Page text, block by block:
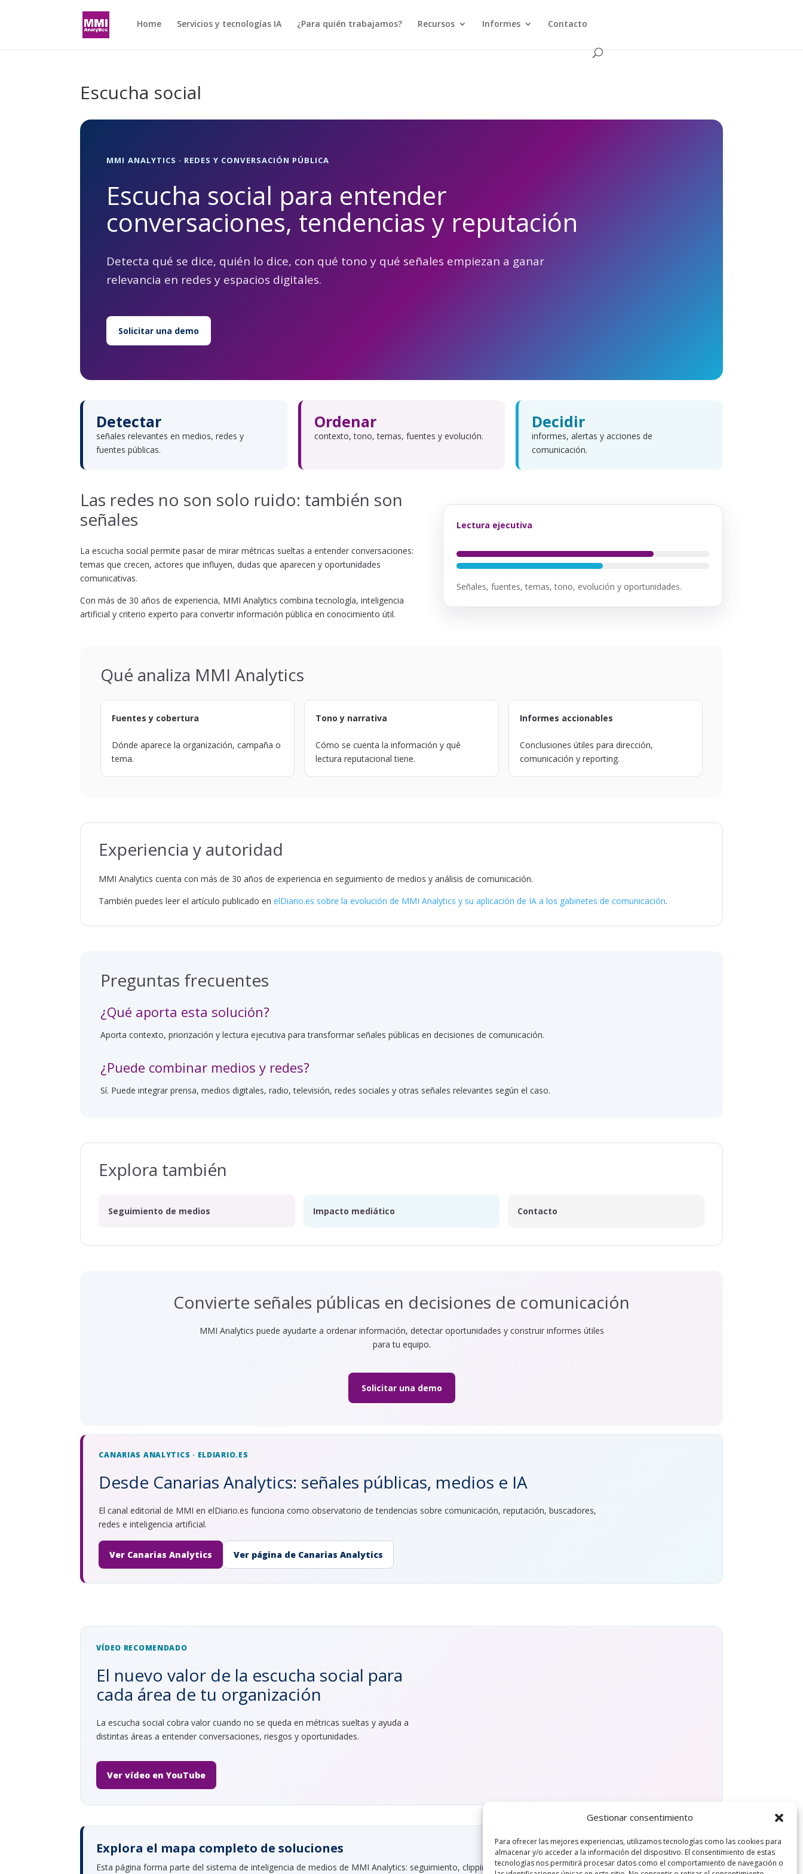
Gestionar consentimiento
Para ofrecer las mejores experiencias, utilizamos tecnologías como las cookies para
almacenar y/o acceder a la información del dispositivo. El consentimiento de estas
tecnologías nos permitirá procesar datos como el comportamiento de navegación o
Home Servicios y tecnologías IA ¿Para quién trabajamos? Recursos Informes Contacto
Escucha social
MMI ANALYTICS · REDES Y CONVERSACIÓN PÚBLICA
Escucha social para entender
conversaciones, tendencias y reputación
Detecta qué se dice, quién lo dice, con qué tono y qué señales empiezan a ganar
relevancia en redes y espacios digitales.
Solicitar una demo
Detectar
señales relevantes en medios, redes y
fuentes públicas.
Ordenar
contexto, tono, temas, fuentes y evolución.
Decidir
informes, alertas y acciones de
comunicación.
Las redes no son solo ruido: también son
señales
La escucha social permite pasar de mirar métricas sueltas a entender conversaciones:
temas que crecen, actores que influyen, dudas que aparecen y oportunidades
comunicativas.
Con más de 30 años de experiencia, MMI Analytics combina tecnología, inteligencia
artificial y criterio experto para convertir información pública en conocimiento útil.
Lectura ejecutiva
Señales, fuentes, temas, tono, evolución y oportunidades.
Qué analiza MMI Analytics
Fuentes y cobertura
Dónde aparece la organización, campaña o
tema.
Tono y narrativa
Cómo se cuenta la información y qué
lectura reputacional tiene.
Informes accionables
Conclusiones útiles para dirección,
comunicación y reporting.
Experiencia y autoridad
MMI Analytics cuenta con más de 30 años de experiencia en seguimiento de medios y análisis de comunicación.
También puedes leer el artículo publicado enelDiario.es sobre la evolución de MMI Analytics y su aplicación de IA a los gabinetes de comunicación.
Preguntas frecuentes
¿Qué aporta esta solución?
Aporta contexto, priorización y lectura ejecutiva para transformar señales públicas en decisiones de comunicación.
¿Puede combinar medios y redes?
Sí. Puede integrar prensa, medios digitales, radio, televisión, redes sociales y otras señales relevantes según el caso.
Explora también
Seguimiento de medios Impacto mediático Contacto
Convierte señales públicas en decisiones de comunicación
MMI Analytics puede ayudarte a ordenar información, detectar oportunidades y construir informes útiles
para tu equipo.
Solicitar una demo
CANARIAS ANALYTICS · ELDIARIO.ES
Desde Canarias Analytics: señales públicas, medios e IA
El canal editorial de MMI en elDiario.es funciona como observatorio de tendencias sobre comunicación, reputación, buscadores,
redes e inteligencia artificial.
Ver Canarias Analytics Ver página de Canarias Analytics
VÍDEO RECOMENDADO
El nuevo valor de la escucha social para
cada área de tu organización
La escucha social cobra valor cuando no se queda en métricas sueltas y ayuda a
distintas áreas a entender conversaciones, riesgos y oportunidades.
Ver vídeo en YouTube
Explora el mapa completo de soluciones
Esta página forma parte del sistema de inteligencia de medios de MMI Analytics: seguimiento, clipping, alertas, Ver soluciones